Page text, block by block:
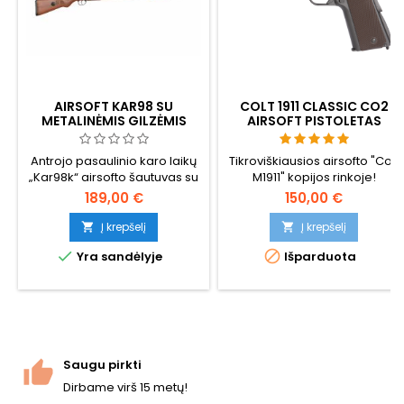
AIRSOFT KAR98 SU
METALINĖMIS GILZĖMIS
Antrojo pasaulinio karo laikų
„Kar98k“ airsofto šautuvas su
metalinių tūtelių išmetimo
mechanizmu — realistiška
alternatyva įprastiems
didelės talpos snaiperiniams
šautuvams. Įdėkite BB
patraukite užraktą, ir
šratukais, bendras ilgis 1120
mm....
189,00 €
 Į krepšelį
 Yra sandėlyje
COLT 1911 CLASSIC CO2
AIRSOFT PISTOLETAS
Tikroviškiausios airsofto "Colt
M1911" kopijos rinkoje!
Cybergun 180512.
150,00 €
 Į krepšelį
 Išparduota
Saugu pirkti
Dirbame virš 15 metų!